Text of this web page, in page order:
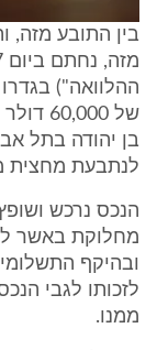
בין התובע מזה,
ההלוואה")
של
בן יהודה בתל
לנתבעת מחצית
הנכס נרכש
מחלוקת באשר
ובהיקף
לזכותו לגבי
ממנו.